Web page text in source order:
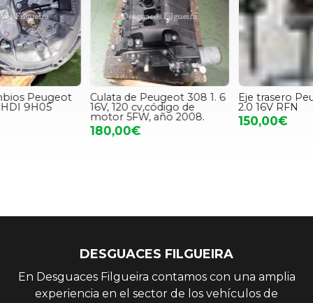
Culata de Peugeot 308 1. 6
16V, 120 cv,código de
motor 5FW, año 2008.
Eje trasero Peugeot 307 CC
2.0 16V RFN
150,00€
DESGUACES FILGUEIRA
En Desguaces Filgueira contamos con una amplia
experiencia en el sector de los vehículos de